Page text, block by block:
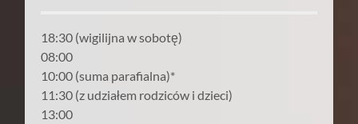
18:30 (wigilijna w sobotę)
08:00
10:00 (suma parafialna)*
11:30 (z udziałem rodziców i dzieci)
13:00